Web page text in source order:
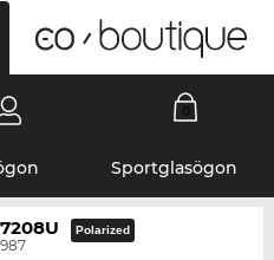
Sportglasögon
Polarized